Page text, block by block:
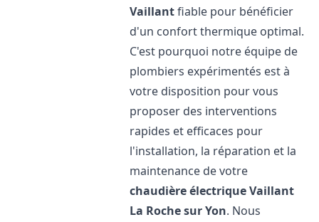
Vaillantfiable pour bénéficier
d'un confort thermique optimal.
C'est pourquoi notre équipe de
plombiers expérimentés est à
votre disposition pour vous
proposer des interventions
rapides et efficaces pour
l'installation, la réparation et la
maintenance de votre
chaudière électrique Vaillant
La Roche sur Yon. Nous